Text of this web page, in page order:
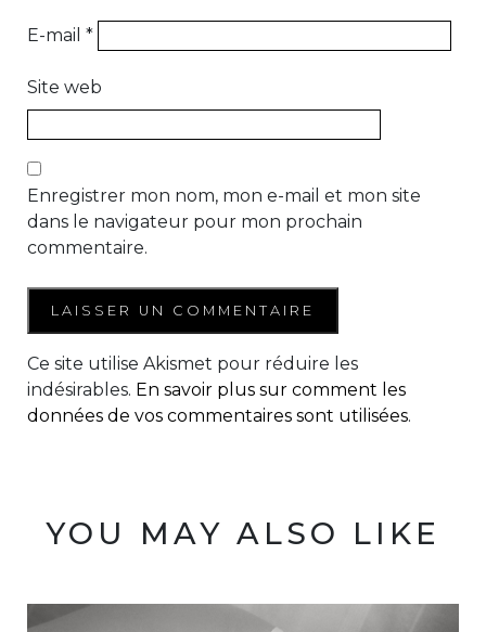
E-mail *
Site web
Enregistrer mon nom, mon e-mail et mon site
dans le navigateur pour mon prochain
commentaire.
Ce site utilise Akismet pour réduire les
indésirables. En savoir plus sur comment les
données de vos commentaires sont utilisées.
YOU MAY ALSO LIKE